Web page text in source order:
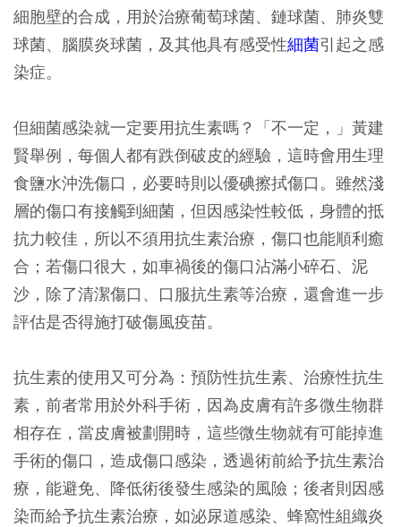
細胞壁的合成，用於治療葡萄球菌、鏈球菌、肺炎雙
球菌、腦膜炎球菌，及其他具有感受性細菌引起之感
染症。
但細菌感染就一定要用抗生素嗎？「不一定，」黃建
賢舉例，每個人都有跌倒破皮的經驗，這時會用生理
食鹽水沖洗傷口，必要時則以優碘擦拭傷口。雖然淺
層的傷口有接觸到細菌，但因感染性較低，身體的抵
抗力較佳，所以不須用抗生素治療，傷口也能順利癒
合；若傷口很大，如車禍後的傷口沾滿小碎石、泥
沙，除了清潔傷口、口服抗生素等治療，還會進一步
評估是否得施打破傷風疫苗。
抗生素的使用又可分為：預防性抗生素、治療性抗生
素，前者常用於外科手術，因為皮膚有許多微生物群
相存在，當皮膚被劃開時，這些微生物就有可能掉進
手術的傷口，造成傷口感染，透過術前給予抗生素治
療，能避免、降低術後發生感染的風險；後者則因感
染而給予抗生素治療，如泌尿道感染、蜂窩性組織炎